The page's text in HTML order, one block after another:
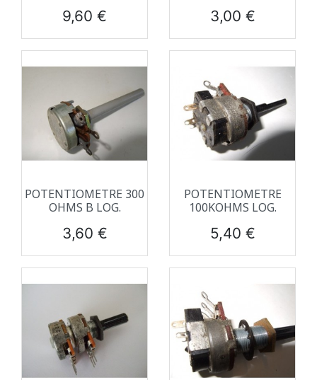
Prix
9,60 € Prix
3,00 €
POTENTIOMETRE 300
OHMS B LOG.
Prix
3,60 €
POTENTIOMETRE
100KOHMS LOG.
Prix
5,40 €